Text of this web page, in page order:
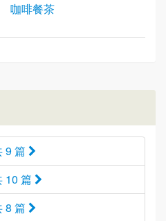
咖啡餐茶
9 篇
10 篇
8 篇